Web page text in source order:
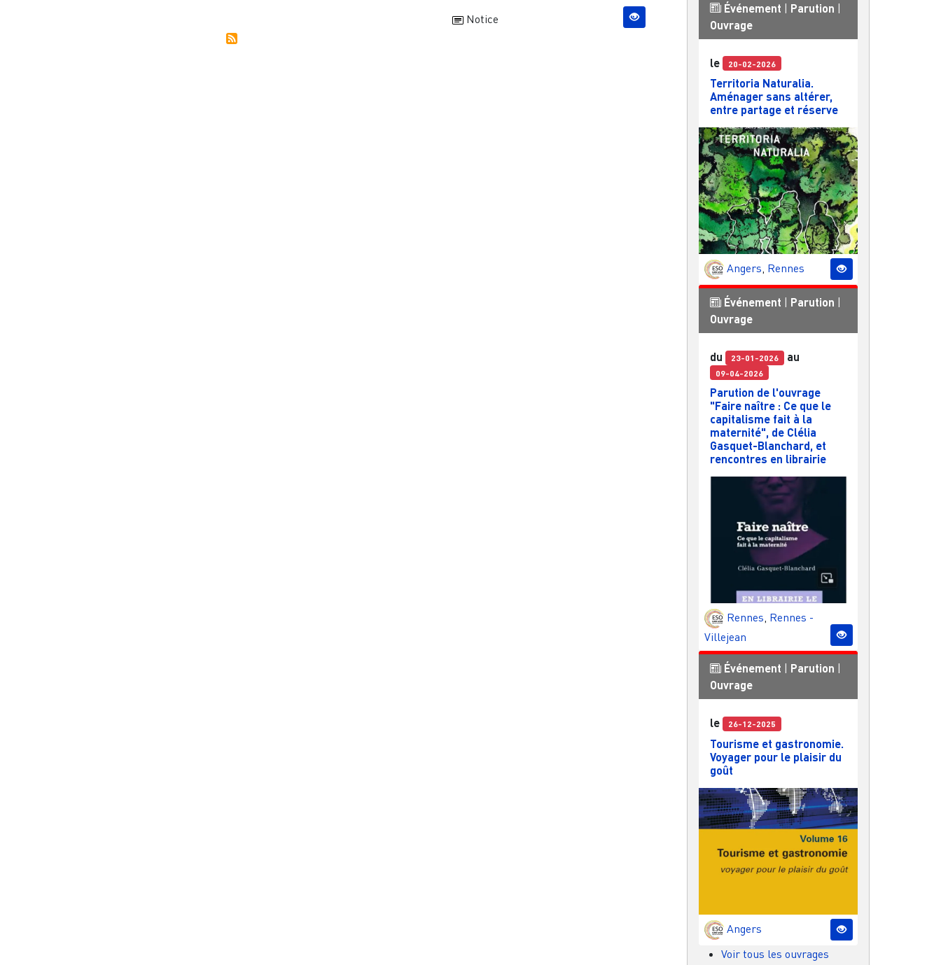
Notice
Événement | Parution |
Ouvrage
le 20-02-2026
Territoria Naturalia.
Aménager sans altérer,
entre partage et réserve
Angers, Rennes
Événement Parution
Ouvrage
du 23-01-2026 au
09-04-2026
Parution de l'ouvrage
"Faire naître : Ce que le
capitalisme fait à la
maternité", de Clélia
Gasquet-Blanchard, et
rencontres en librairie
Rennes, Rennes -
Villejean
Événement Parution
Ouvrage
le 26-12-2025
Tourisme et gastronomie.
Voyager pour le plaisir du
goût
Angers
Voir tous les ouvrages